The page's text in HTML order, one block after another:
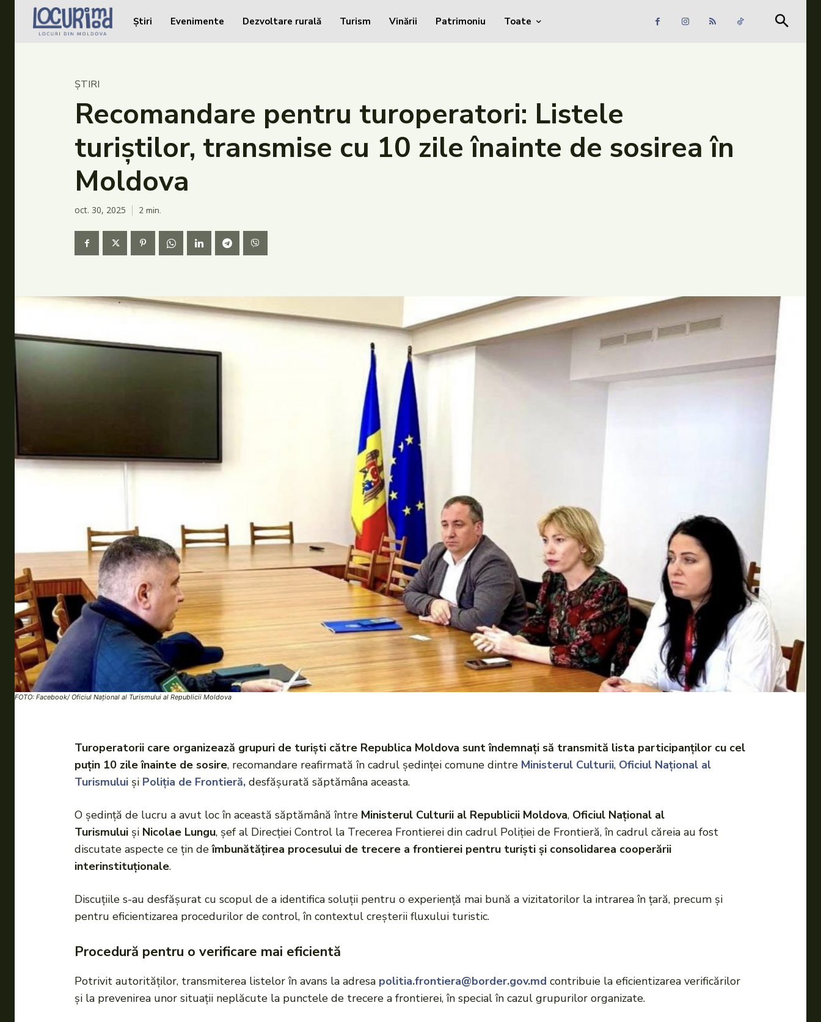
Caută în site...
Caută în site... Căutare
Evenimente
Dezvoltare rurală
Turism
Vinării
Știri Evenimente Dezvoltare rurală Turism Vinării Patrimoniu Toate
ȘTIRI
Recomandare pentru turoperatori: Listele
turiștilor, transmise cu 10 zile înainte de sosirea în
Moldova
oct. 30, 2025 2 min.
FOTO: Facebook/ Oficiul Național al Turismului al Republicii Moldova
Turoperatorii care organizează grupuri de turiști către Republica Moldova sunt îndemnați să transmită lista participanților cu cel
puțin 10 zile înainte de sosire, recomandare reafirmată în cadrul ședinței comune dintre Ministerul Culturii, Oficiul Național al
Turismului și Poliția de Frontieră, desfășurată săptămâna aceasta.
O ședință de lucru a avut loc în această săptămână între Ministerul Culturii al Republicii Moldova, Oficiul Național al
Turismului și Nicolae Lungu, șef al Direcției Control la Trecerea Frontierei din cadrul Poliției de Frontieră, în cadrul căreia au fost
discutate aspecte ce țin deîmbunătățirea procesului de trecere a frontierei pentru turiști și consolidarea cooperării
interinstituționale.
Discuțiile s-au desfășurat cu scopul de a identifica soluții pentru o experiență mai bună a vizitatorilor la intrarea în țară, precum și
pentru eficientizarea procedurilor de control, în contextul creșterii fluxului turistic.
Procedură pentru o verificare mai eficientă
Potrivit autorităților, transmiterea listelor în avans la adresa politia.frontiera@border.gov.md contribuie la eficientizarea verificărilor
și la prevenirea unor situații neplăcute la punctele de trecere a frontierei, în special în cazul grupurilor organizate.